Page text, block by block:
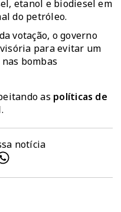
etanol e biodiesel em
do petróleo.
votação, o governo
para evitar um
bombas
as políticas de
notícia